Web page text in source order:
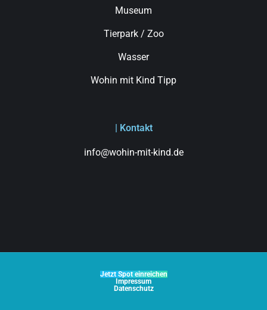
Museum
Tierpark / Zoo
Wasser
Wohin mit Kind Tipp
| Kontakt
info@wohin-mit-kind.de
Jetzt Spot einreichen
Impressum
Datenschutz